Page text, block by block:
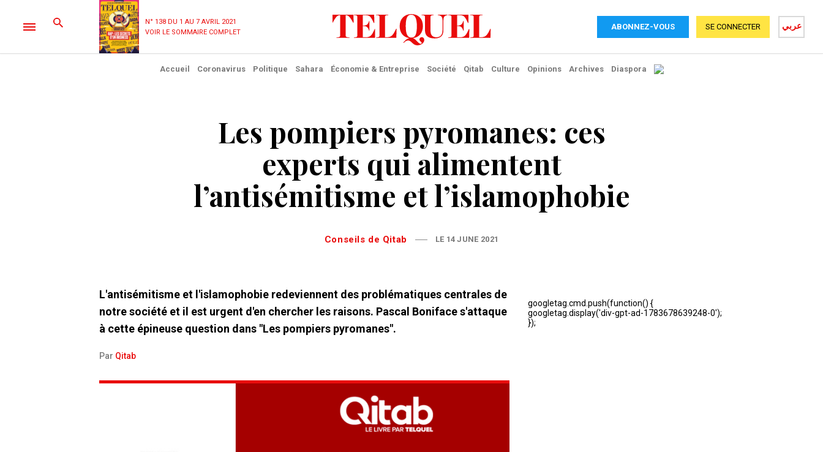
N° 138 DU 1 AU 7 AVRIL 2021
VOIR LE SOMMAIRE COMPLET
ABONNEZ-VOUS عربي SE CONNECTER
Accueil Coronavirus Politique Sahara Économie & Entreprise Société Qitab Culture Opinions Archives Diaspora
Les pompiers pyromanes: ces
experts qui alimentent
l’antisémitisme et l’islamophobie
Conseils de Qitab LE 14 JUNE 2021
L'antisémitisme et l'islamophobie redeviennent des problématiques centrales de
notre société et il est urgent d'en chercher les raisons. Pascal Boniface s'attaque
à cette épineuse question dans "Les pompiers pyromanes".
Par Qitab